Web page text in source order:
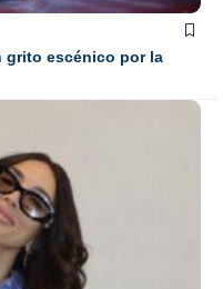
grito escénico por la